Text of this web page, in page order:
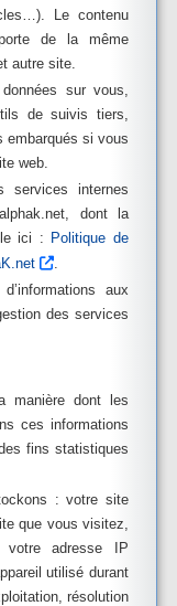
Le contenu
de la même
autre site.
sur vous,
de suivis tiers,
embarqués si vous
web.
services internes
dont la
ici : Politique de
.
aux
des services
manière dont les
ces informations
fins statistiques
: votre site
que vous visitez,
adresse IP
utilisé durant
résolution